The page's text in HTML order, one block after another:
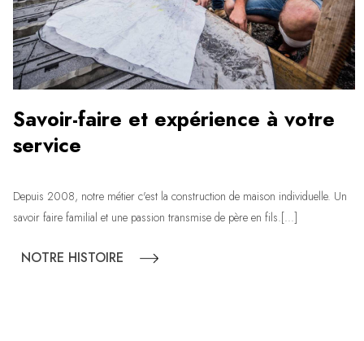
Savoir-faire et expérience à votre
service
Depuis 2008, notre métier c'est la construction de maison individuelle. Un
savoir faire familial et une passion transmise de père en fils.[...]
NOTRE HISTOIRE